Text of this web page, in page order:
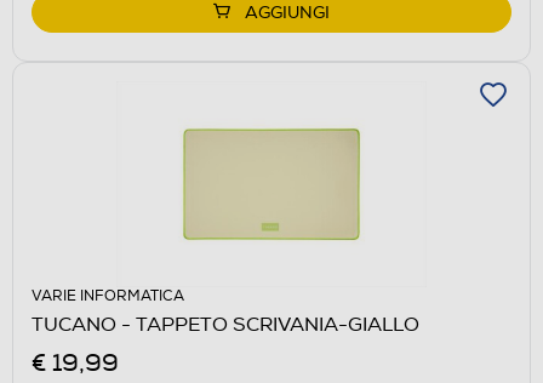
AGGIUNGI
VARIE INFORMATICA
TUCANO - TAPPETO SCRIVANIA-GIALLO
€ 19,99